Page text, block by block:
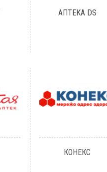
АПТЕКА DS
КОНЕКС